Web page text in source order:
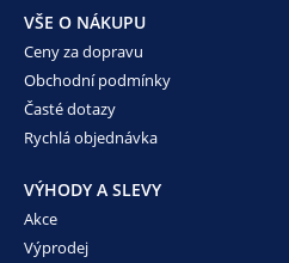
VŠE O NÁKUPU
Ceny za dopravu
Obchodní podmínky
Časté dotazy
Rychlá objednávka
VÝHODY A SLEVY
Akce
Výprodej